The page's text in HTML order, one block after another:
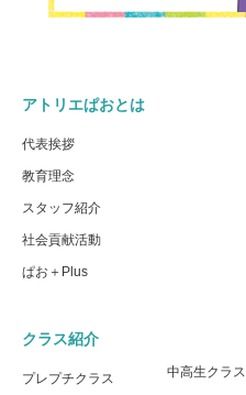
アトリエぱおとは
代表挨拶
教育理念
スタッフ紹介
社会貢献活動
ぱお＋Plus
クラス紹介
プレプチクラス 中高生クラス